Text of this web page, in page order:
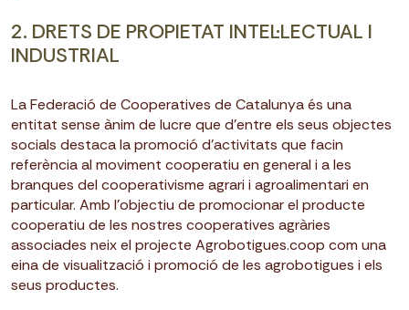
2. DRETS DE PROPIETAT INTEL·LECTUAL I
INDUSTRIAL
La Federació de Cooperatives de Catalunya és una
entitat sense ànim de lucre que d’entre els seus objectes
socials destaca la promoció d’activitats que facin
referència al moviment cooperatiu en general i a les
branques del cooperativisme agrari i agroalimentari en
particular. Amb l’objectiu de promocionar el producte
cooperatiu de les nostres cooperatives agràries
associades neix el projecte Agrobotigues.coop com una
eina de visualització i promoció de les agrobotigues i els
seus productes.